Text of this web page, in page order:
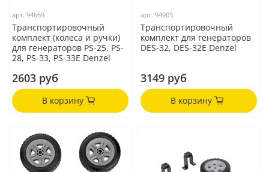
арт.94669
Транспортировочный
комплект (колеса и ручки)
для генераторов PS-25, PS-
28, PS-33, PS-33E Denzel
2603 руб
В корзину
арт.94905
Транспортировочный
комплект для генераторов
DES-32, DES-32E Denzel
3149 руб
В корзину